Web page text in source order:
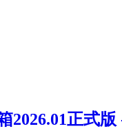
2026.01正式